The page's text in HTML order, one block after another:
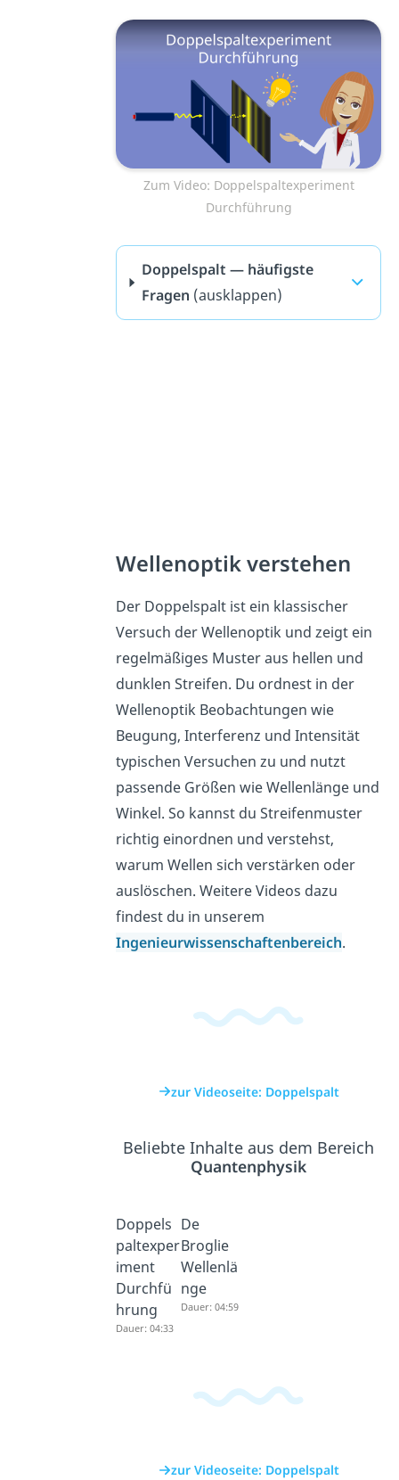
Zum Video: Doppelspaltexperiment
Durchführung
Doppelspalt — häufigste
Fragen (ausklappen)
Wellenoptik verstehen
Der Doppelspalt ist ein klassischer
Versuch der Wellenoptik und zeigt ein
regelmäßiges Muster aus hellen und
dunklen Streifen. Du ordnest in der
Wellenoptik Beobachtungen wie
Beugung, Interferenz und Intensität
typischen Versuchen zu und nutzt
passende Größen wie Wellenlänge und
Winkel. So kannst du Streifenmuster
richtig einordnen und verstehst,
warum Wellen sich verstärken oder
auslöschen. Weitere Videos dazu
findest du in unserem
Ingenieurwissenschaftenbereich.
zur Videoseite: Doppelspalt
Beliebte Inhalte aus dem Bereich
Quantenphysik
Doppels
paltexper
iment
Durchfü
hrung
Dauer: 04:33
De
Broglie
Wellenlä
nge
Dauer: 04:59
zur Videoseite: Doppelspalt